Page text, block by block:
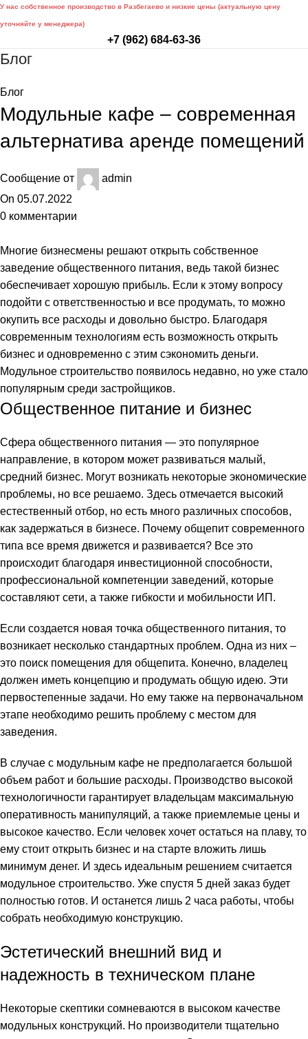
У нас собственное производство в Разбегаево и низкие цены (актуальную цену
уточняйте у менеджера)
+7 (962) 684-63-36
Блог
Блог
Модульные кафе – современная
альтернатива аренде помещений
Сообщение от
admin
On 05.07.2022
0 комментарии
Многие бизнесмены решают открыть собственное
заведение общественного питания, ведь такой бизнес
обеспечивает хорошую прибыль. Если к этому вопросу
подойти с ответственностью и все продумать, то можно
окупить все расходы и довольно быстро. Благодаря
современным технологиям есть возможность открыть
бизнес и одновременно с этим сэкономить деньги.
Модульное строительство появилось недавно, но уже стало
популярным среди застройщиков.
Общественное питание и бизнес
Сфера общественного питания — это популярное
направление, в котором может развиваться малый,
средний бизнес. Могут возникать некоторые экономические
проблемы, но все решаемо. Здесь отмечается высокий
естественный отбор, но есть много различных способов,
как задержаться в бизнесе. Почему общепит современного
типа все время движется и развивается? Все это
происходит благодаря инвестиционной способности,
профессиональной компетенции заведений, которые
составляют сети, а также гибкости и мобильности ИП.
Если создается новая точка общественного питания, то
возникает несколько стандартных проблем. Одна из них –
это поиск помещения для общепита. Конечно, владелец
должен иметь концепцию и продумать общую идею. Эти
первостепенные задачи. Но ему также на первоначальном
этапе необходимо решить проблему с местом для
заведения.
В случае с модульным кафе не предполагается большой
объем работ и большие расходы. Производство высокой
технологичности гарантирует владельцам максимальную
оперативность манипуляций, а также приемлемые цены и
высокое качество. Если человек хочет остаться на плаву, то
ему стоит открыть бизнес и на старте вложить лишь
минимум денег. И здесь идеальным решением считается
модульное строительство. Уже спустя 5 дней заказ будет
полностью готов. И останется лишь 2 часа работы, чтобы
собрать необходимую конструкцию.
Эстетический внешний вид и
надежность в техническом плане
Некоторые скептики сомневаются в высоком качестве
модульных конструкций. Но производители тщательно